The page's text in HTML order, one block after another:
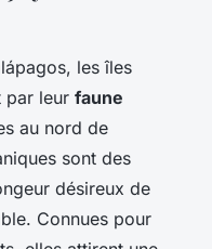
les îles
par leur faune
au nord de
sont des
désireux de
Connues pour